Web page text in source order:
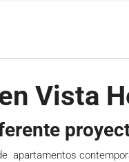
Vista
apartamentos